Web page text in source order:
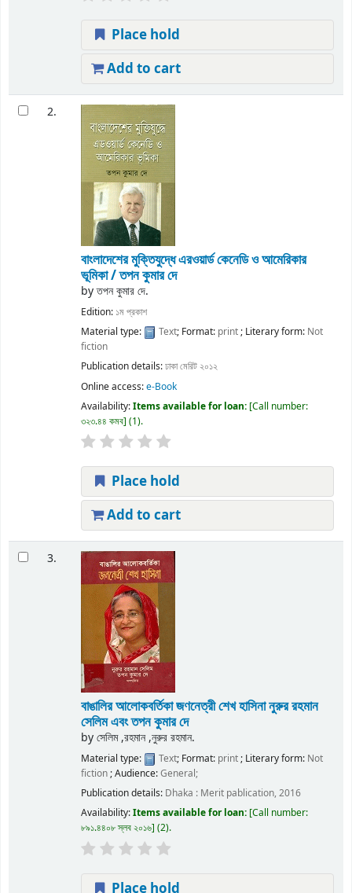
Place hold
Add to cart
2.
বাংলাদেশের মুক্তিযুদ্ধে এরওয়ার্ড কেনেডি ও আমেরিকার
ভূমিকা /তপন কুমার দে
byতপন কুমার দে.
Edition: ১ম প্রকাশ
Material type:
Text; Format: print; Literary form: Not
fiction
Publication details:ঢাকামেরিট ২০১২
Online access:e-Book
Availability:Items available for loan: Call number:
৩২৩.৪৪ কমব (1).
Place hold
Add to cart
3.
বাঙালির আলোকবর্তিকা জণনেত্রী শেখ হাসিনানুরুর রহমান
সেলিম এবং তপন কুমার দে
byসেলিম ,রহমান ,নুরুর রহমান.
Material type: Text; Format: print; Literary form: Not
fiction; Audience:General;
Publication details: Dhaka : Merit pablication, 2016
Availability:Items available for loan: Call number:
৮৯১.৪৪০৮ স্লব ২০১৬ (2).
Place hold